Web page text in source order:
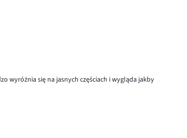
wyróżnia się na jasnych częściach i wygląda jakby